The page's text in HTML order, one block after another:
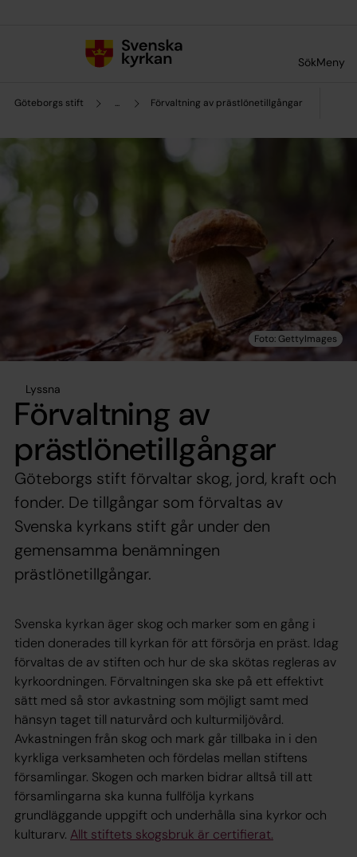
SökMeny
Göteborgs stift ... Förvaltning av prästlönetillgångar
Lyssna
Förvaltning av
prästlönetillgångar
Göteborgs stift förvaltar skog, jord, kraft och
fonder. De tillgångar som förvaltas av
Svenska kyrkans stift går under den
gemensamma benämningen
prästlönetillgångar.
Svenska kyrkan äger skog och marker som en gång i
tiden donerades till kyrkan för att försörja en präst. Idag
förvaltas de av stiften och hur de ska skötas regleras av
kyrkoordningen. Förvaltningen ska ske på ett effektivt
sätt med så stor avkastning som möjligt samt med
hänsyn taget till naturvård och kulturmiljövård.
Avkastningen från skog och mark går tillbaka in i den
kyrkliga verksamheten och fördelas mellan stiftens
församlingar. Skogen och marken bidrar alltså till att
församlingarna ska kunna fullfölja kyrkans
grundläggande uppgift och underhålla sina kyrkor och
kulturarv. Allt stiftets skogsbruk är certifierat.